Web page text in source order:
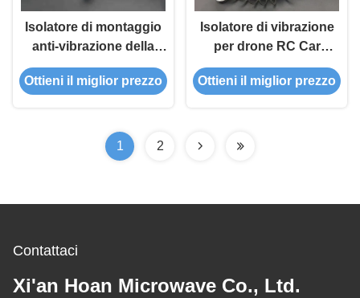
Isolatore di montaggio
anti-vibrazione della
fotocamera Costruzione
navale Cinema
Ottieni il miglior prezzo
Isolatore di vibrazione
per drone RC Car
Gimbal per camera
navale
Ottieni il miglior prezzo
1 2
Contattaci
Xi'an Hoan Microwave Co., Ltd.